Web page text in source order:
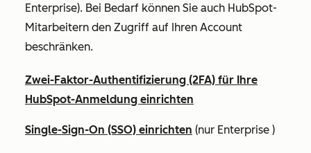
Enterprise). Bei Bedarf können Sie auch HubSpot-
Mitarbeitern den Zugriff auf Ihren Account
beschränken.
Zwei-Faktor-Authentifizierung (2FA) für Ihre
HubSpot-Anmeldung einrichten
Single-Sign-On (SSO) einrichten (nur Enterprise )